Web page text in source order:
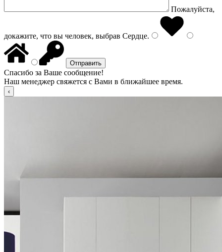
Пожалуйста,
докажите, что вы человек, выбрав Сердце.
Спасибо за Ваше сообщение!
Наш менеджер свяжется с Вами в ближайшее время.